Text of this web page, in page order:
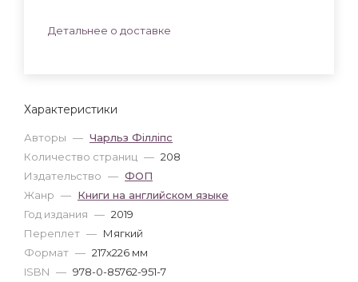
Характеристики
Авторы — Чарльз Філліпс
Количество страниц — 208
Издательство — ФОП
Жанр — Книги на английском языке
Год издания — 2019
Переплет — Мягкий
Формат — 217x226 мм
ISBN — 978-0-85762-951-7
Детальнее о доставке